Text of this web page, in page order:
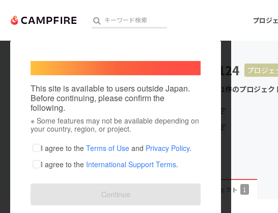
プロジ
人気のプロジェクト 注目のリターン
アート・写真
テクノロジー・ガジェット
映像・映画
ビジネス・起業
チャレンジ
まちづくり・地域活性化
This site is available to users outside Japan.
Before continuing, please confirm the
following.
※ Some features may not be available depending on
your country, region, or project.
I agree to the Terms of Use and Privacy Policy.
I agree to the International Support Terms.
Continue
y09051124
プロジェ
これまでに1件のプロジェク
在住国：未設定
出身国：未設定
プロジェクト 1